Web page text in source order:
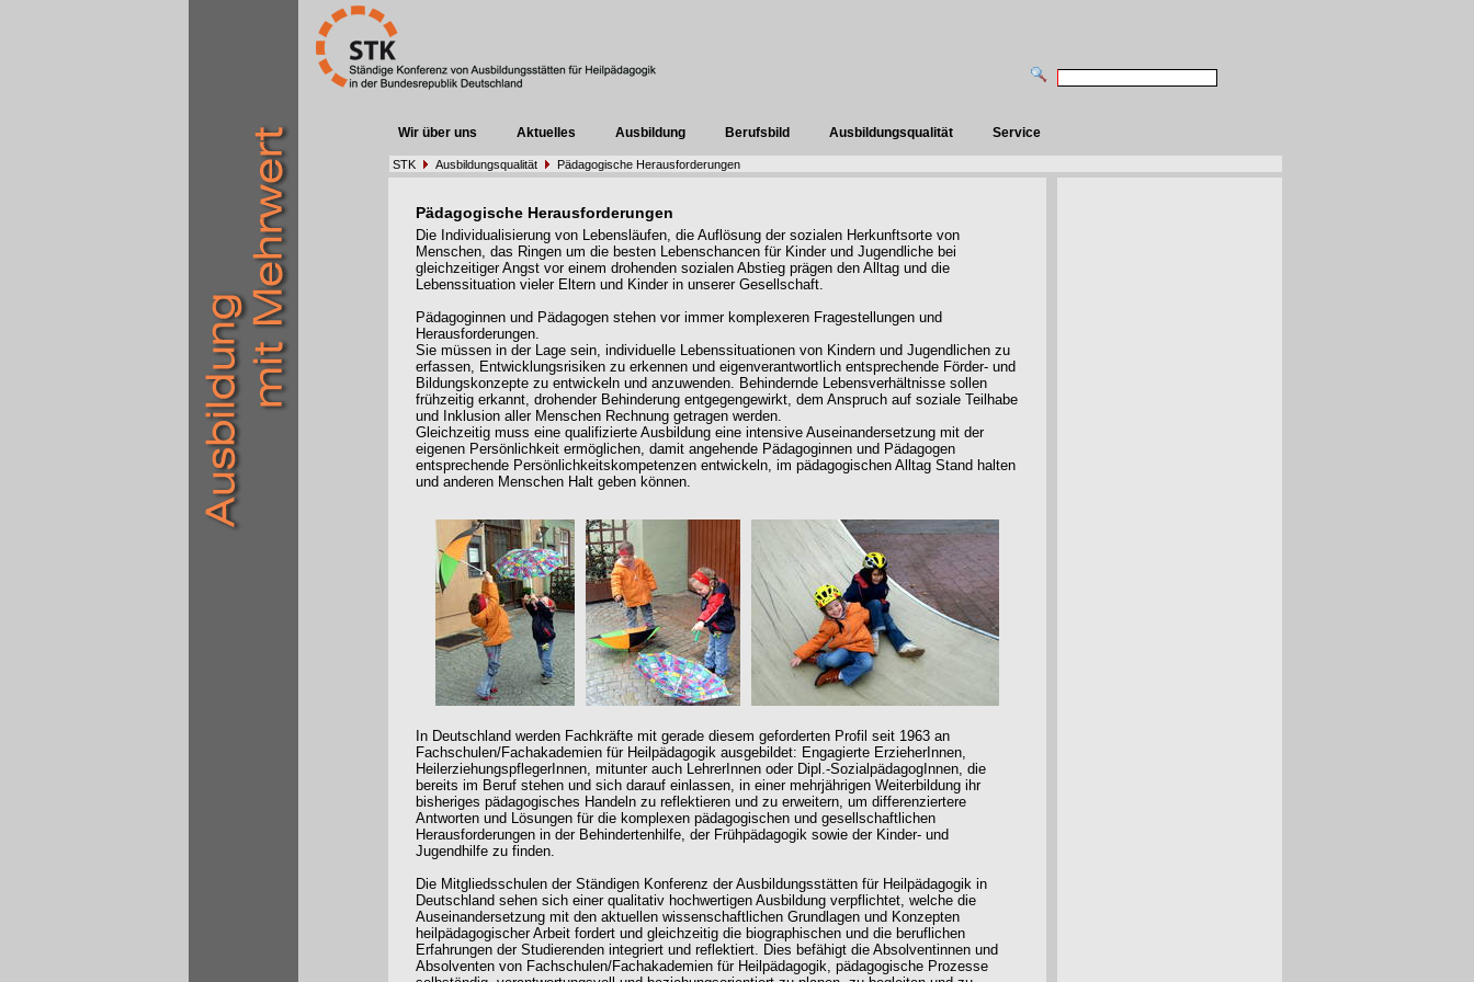
Wir über uns Aktuelles Ausbildung Berufsbild Ausbildungsqualität Service
STK Ausbildungsqualität Pädagogische Herausforderungen
Pädagogische Herausforderungen
Die Individualisierung von Lebensläufen, die Auflösung der sozialen Herkunftsorte von
Menschen, das Ringen um die besten Lebenschancen für Kinder und Jugendliche bei
gleichzeitiger Angst vor einem drohenden sozialen Abstieg prägen den Alltag und die
Lebenssituation vieler Eltern und Kinder in unserer Gesellschaft.
Pädagoginnen und Pädagogen stehen vor immer komplexeren Fragestellungen und
Herausforderungen.
Sie müssen in der Lage sein, individuelle Lebenssituationen von Kindern und Jugendlichen zu
erfassen, Entwicklungsrisiken zu erkennen und eigenverantwortlich entsprechende Förder- und
Bildungskonzepte zu entwickeln und anzuwenden. Behindernde Lebensverhältnisse sollen
frühzeitig erkannt, drohender Behinderung entgegengewirkt, dem Anspruch auf soziale Teilhabe
und Inklusion aller Menschen Rechnung getragen werden.
Gleichzeitig muss eine qualifizierte Ausbildung eine intensive Auseinandersetzung mit der
eigenen Persönlichkeit ermöglichen, damit angehende Pädagoginnen und Pädagogen
entsprechende Persönlichkeitskompetenzen entwickeln, im pädagogischen Alltag Stand halten
und anderen Menschen Halt geben können.
In Deutschland werden Fachkräfte mit gerade diesem geforderten Profil seit 1963 an
Fachschulen/Fachakademien für Heilpädagogik ausgebildet: Engagierte ErzieherInnen,
HeilerziehungspflegerInnen, mitunter auch LehrerInnen oder Dipl.-SozialpädagogInnen, die
bereits im Beruf stehen und sich darauf einlassen, in einer mehrjährigen Weiterbildung ihr
bisheriges pädagogisches Handeln zu reflektieren und zu erweitern, um differenziertere
Antworten und Lösungen für die komplexen pädagogischen und gesellschaftlichen
Herausforderungen in der Behindertenhilfe, der Frühpädagogik sowie der Kinder- und
Jugendhilfe zu finden.
Die Mitgliedsschulen der Ständigen Konferenz der Ausbildungsstätten für Heilpädagogik in
Deutschland sehen sich einer qualitativ hochwertigen Ausbildung verpflichtet, welche die
Auseinandersetzung mit den aktuellen wissenschaftlichen Grundlagen und Konzepten
heilpädagogischer Arbeit fordert und gleichzeitig die biographischen und die beruflichen
Erfahrungen der Studierenden integriert und reflektiert. Dies befähigt die Absolventinnen und
Absolventen von Fachschulen/Fachakademien für Heilpädagogik, pädagogische Prozesse